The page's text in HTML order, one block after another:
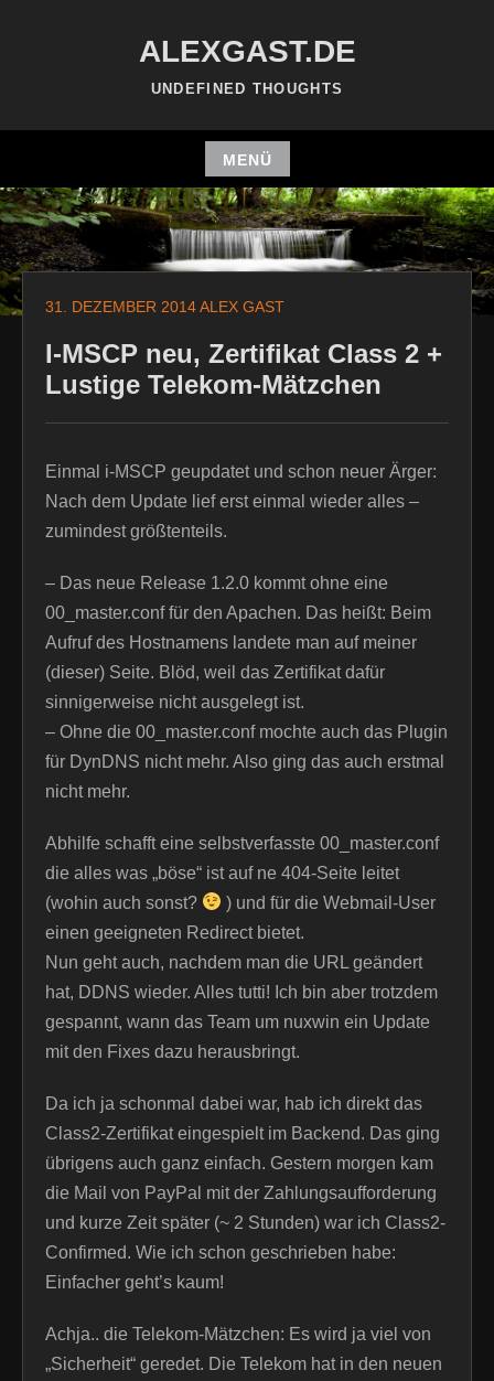
ALEXGAST.DE
UNDEFINED THOUGHTS
MENÜ
Zum
Inhalt
springen
31. DEZEMBER 2014ALEX GAST
I-MSCP neu, Zertifikat Class 2 +
Lustige Telekom-Mätzchen
Einmal i-MSCP geupdatet und schon neuer Ärger:
Nach dem Update lief erst einmal wieder alles –
zumindest größtenteils.
– Das neue Release 1.2.0 kommt ohne eine
00_master.conf für den Apachen. Das heißt: Beim
Aufruf des Hostnamens landete man auf meiner
(dieser) Seite. Blöd, weil das Zertifikat dafür
sinnigerweise nicht ausgelegt ist.
– Ohne die 00_master.conf mochte auch das Plugin
für DynDNS nicht mehr. Also ging das auch erstmal
nicht mehr.
Abhilfe schafft eine selbstverfasste 00_master.conf
die alles was „böse“ ist auf ne 404-Seite leitet
(wohin auch sonst?
) und für die Webmail-User
einen geeigneten Redirect bietet.
Nun geht auch, nachdem man die URL geändert
hat, DDNS wieder. Alles tutti! Ich bin aber trotzdem
gespannt, wann das Team um nuxwin ein Update
mit den Fixes dazu herausbringt.
Da ich ja schonmal dabei war, hab ich direkt das
Class2-Zertifikat eingespielt im Backend. Das ging
übrigens auch ganz einfach. Gestern morgen kam
die Mail von PayPal mit der Zahlungsaufforderung
und kurze Zeit später (~ 2 Stunden) war ich Class2-
Confirmed. Wie ich schon geschrieben habe:
Einfacher geht’s kaum!
Achja.. die Telekom-Mätzchen: Es wird ja viel von
„Sicherheit“ geredet. Die Telekom hat in den neuen